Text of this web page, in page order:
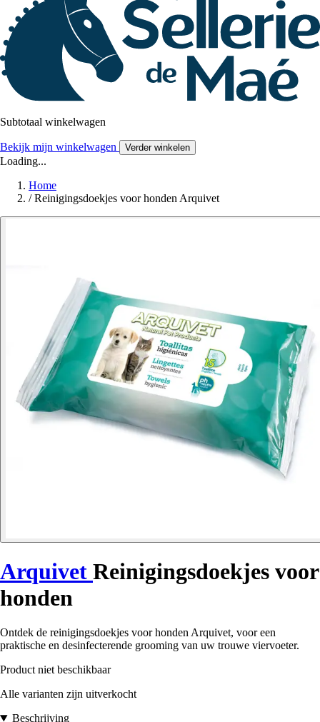
Subtotaal winkelwagen
Bekijk mijn winkelwagen Verder winkelen
Loading...
Home
/ Reinigingsdoekjes voor honden Arquivet
Arquivet Reinigingsdoekjes voor
honden
Ontdek de reinigingsdoekjes voor honden Arquivet, voor een
praktische en desinfecterende grooming van uw trouwe viervoeter.
Product niet beschikbaar
Alle varianten zijn uitverkocht
Beschrijving